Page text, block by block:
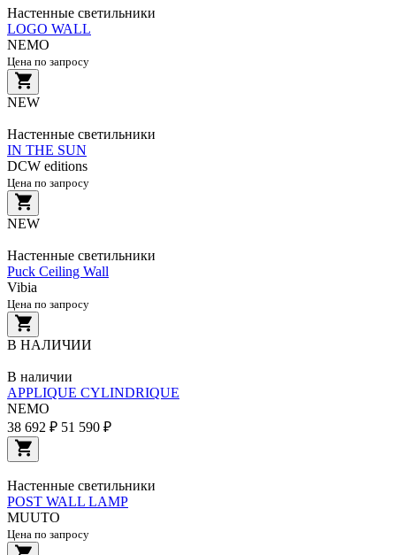
Настенные светильники
LOGO WALL
NEMO
Цена по запросу
NEW
Настенные светильники
IN THE SUN
DCW editions
Цена по запросу
NEW
Настенные светильники
Puck Ceiling Wall
Vibia
Цена по запросу
В НАЛИЧИИ
В наличии
APPLIQUE CYLINDRIQUE
NEMO
38 692 ₽ 51 590 ₽
Настенные светильники
POST WALL LAMP
MUUTO
Цена по запросу